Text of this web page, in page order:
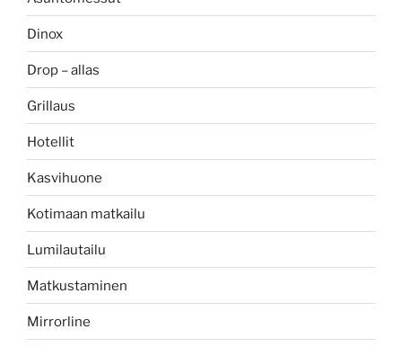
Dinox
Drop – allas
Grillaus
Hotellit
Kasvihuone
Kotimaan matkailu
Lumilautailu
Matkustaminen
Mirrorline